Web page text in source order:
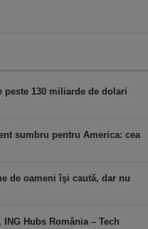
peste 130 miliarde de dolari
sumbru pentru America: cea
de oameni îşi caută, dar nu
Hubs România – Tech